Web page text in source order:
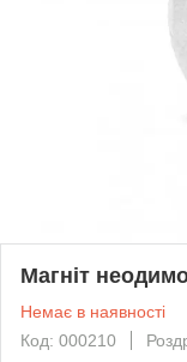
Магніт
Немає в наявності
Код: 000210